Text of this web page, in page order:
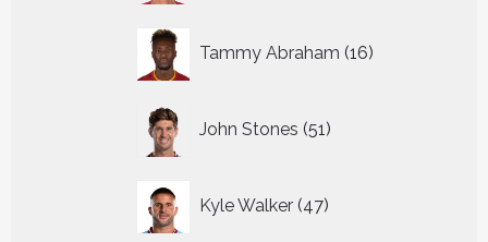
Tammy Abraham 16
producten
John Stones 51
producten
Kyle Walker 47
producten